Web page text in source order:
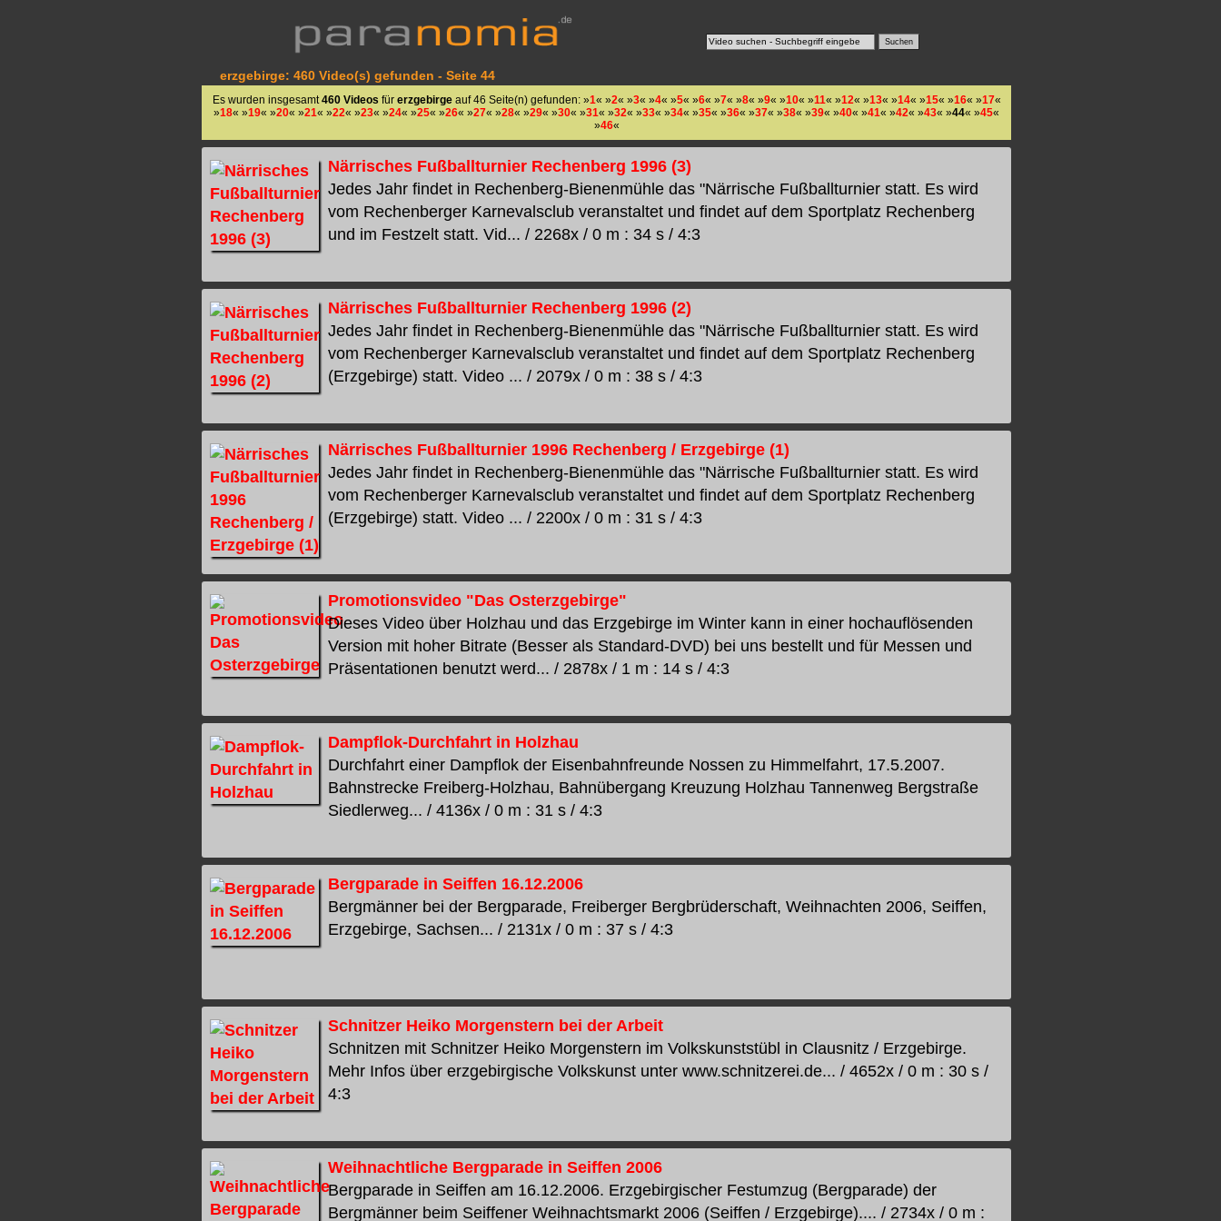
erzgebirge: 460 Video(s) gefunden - Seite 44
Es wurden insgesamt460 Videos für erzgebirgeauf 46 Seite(n) gefunden: »1« »2« »3« »4« »5« »6« »7« »8« »9« »10« »11« »12« »13« »14« »15« »16« »17«
»18« »19« »20« »21« »22« »23« »24« »25« »26« »27« »28« »29« »30« »31« »32« »33« »34« »35« »36« »37« »38« »39« »40« »41« »42« »43« »44« »45«
»46«
Närrisches Fußballturnier Rechenberg 1996 (3)
Jedes Jahr findet in Rechenberg-Bienenmühle das "Närrische Fußballturnier statt. Es wird
vom Rechenberger Karnevalsclub veranstaltet und findet auf dem Sportplatz Rechenberg
und im Festzelt statt. Vid... / 2268x / 0 m : 34 s / 4:3
Närrisches Fußballturnier Rechenberg 1996 (2)
Jedes Jahr findet in Rechenberg-Bienenmühle das "Närrische Fußballturnier statt. Es wird
vom Rechenberger Karnevalsclub veranstaltet und findet auf dem Sportplatz Rechenberg
(Erzgebirge) statt. Video ... / 2079x / 0 m : 38 s / 4:3
Närrisches Fußballturnier 1996 Rechenberg / Erzgebirge (1)
Jedes Jahr findet in Rechenberg-Bienenmühle das "Närrische Fußballturnier statt. Es wird
vom Rechenberger Karnevalsclub veranstaltet und findet auf dem Sportplatz Rechenberg
(Erzgebirge) statt. Video ... / 2200x / 0 m : 31 s / 4:3
Promotionsvideo "Das Osterzgebirge"
Dieses Video über Holzhau und das Erzgebirge im Winter kann in einer hochauflösenden
Version mit hoher Bitrate (Besser als Standard-DVD) bei uns bestellt und für Messen und
Präsentationen benutzt werd... / 2878x / 1 m : 14 s / 4:3
Dampflok-Durchfahrt in Holzhau
Durchfahrt einer Dampflok der Eisenbahnfreunde Nossen zu Himmelfahrt, 17.5.2007.
Bahnstrecke Freiberg-Holzhau, Bahnübergang Kreuzung Holzhau Tannenweg Bergstraße
Siedlerweg... / 4136x / 0 m : 31 s / 4:3
Bergparade in Seiffen 16.12.2006
Bergmänner bei der Bergparade, Freiberger Bergbrüderschaft, Weihnachten 2006, Seiffen,
Erzgebirge, Sachsen... / 2131x / 0 m : 37 s / 4:3
Schnitzer Heiko Morgenstern bei der Arbeit
Schnitzen mit Schnitzer Heiko Morgenstern im Volkskunststübl in Clausnitz / Erzgebirge.
Mehr Infos über erzgebirgische Volkskunst unter www.schnitzerei.de... / 4652x / 0 m : 30 s /
4:3
Weihnachtliche Bergparade in Seiffen 2006
Bergparade in Seiffen am 16.12.2006. Erzgebirgischer Festumzug (Bergparade) der
Bergmänner beim Seiffener Weihnachtsmarkt 2006 (Seiffen / Erzgebirge).... / 2734x / 0 m :